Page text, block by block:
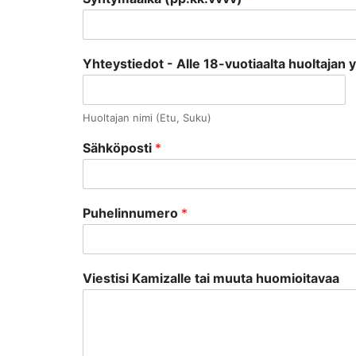
Yhteystiedot - Alle 18-vuotiaalta huoltajan
Huoltajan nimi (Etu, Suku)
Sähköposti *
Puhelinnumero *
Viestisi Kamizalle tai muuta huomioitavaa